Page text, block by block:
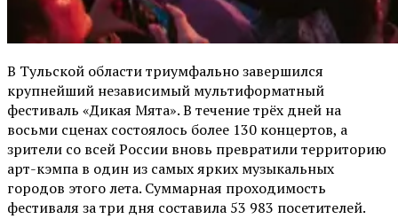
В Тульской области триумфально завершился
крупнейший независимый мультиформатный
фестиваль «Дикая Мята». В течение трёх дней на
восьми сценах состоялось более 130 концертов, а
зрители со всей России вновь превратили территорию
арт-кэмпа в один из самых ярких музыкальных
городов этого лета. Суммарная проходимость
фестиваля за три дня составила 53 983 посетителей.